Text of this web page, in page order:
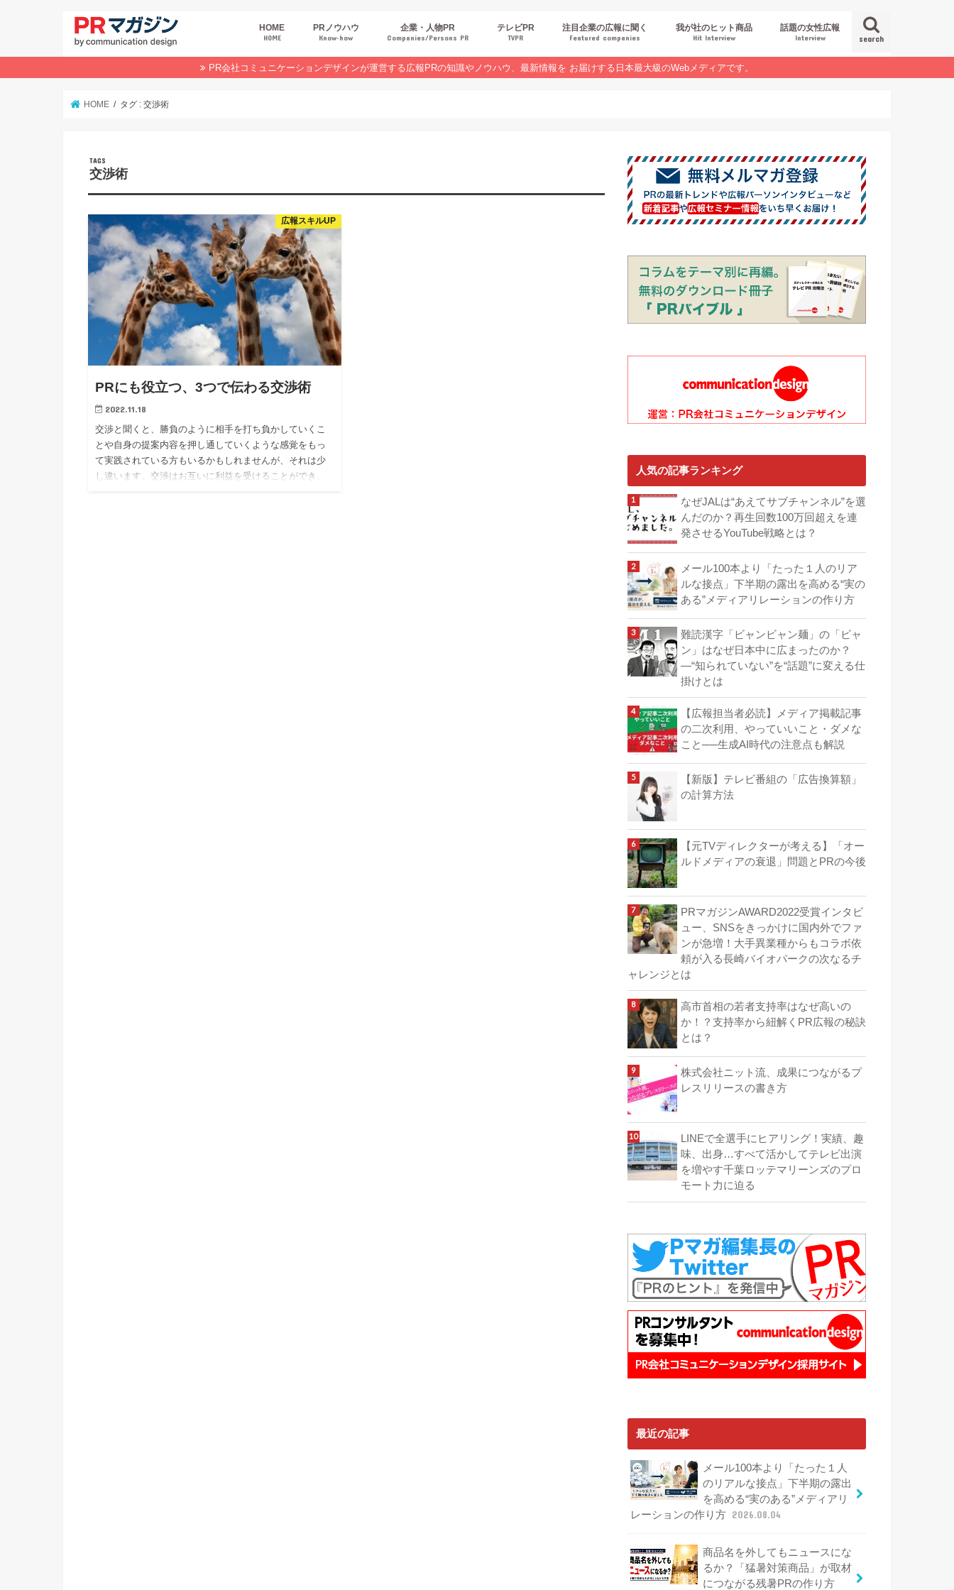
search
HOME
HOME
PRノウハウ
Know‐how
広報スキルUP
商品・サービスPR
デジタルPR
PRトレンド
イベントPR
業界コラム
オンラインセミナーレポート
企業・人物PR
Companies/Persons PR
テレビPR
TVPR
注目企業の広報に聞く
Featured companies
我が社のヒット商品
Hit Interview
話題の女性広報
Interview
PR会社コミュニケーションデザインが運営する広報PRの知識やノウハウ、最新情報を お届けする日本最大級のWebメディアです。
HOME タグ : 交渉術
交渉術
広報スキルUP
PRにも役立つ、3つで伝わる交渉術
2022.11.18
交渉と聞くと、勝負のように相手を打ち負かしていくこ
とや自身の提案内容を押し通していくような感覚をもっ
て実践されている方もいるかもしれませんが、それは少
し違います。交渉はお互いに利益を受けることができ、
人気の記事ランキング
なぜJALは“あえてサブチャンネル”を選
んだのか？再生回数100万回超えを連
発させるYouTube戦略とは？
メール100本より「たった１人のリア
ルな接点」下半期の露出を高める“実の
ある”メディアリレーションの作り方
難読漢字「ビャンビャン麺」の「ビャ
ン」はなぜ日本中に広まったのか？
―“知られていない”を“話題”に変える仕
掛けとは
【広報担当者必読】メディア掲載記事
の二次利用、やっていいこと・ダメな
こと──生成AI時代の注意点も解説
【新版】テレビ番組の「広告換算額」
の計算方法
【元TVディレクターが考える】「オー
ルドメディアの衰退」問題とPRの今後
PRマガジンAWARD2022受賞インタビ
ュー、SNSをきっかけに国内外でファ
ンが急増！大手異業種からもコラボ依
頼が入る長崎バイオパークの次なるチ
ャレンジとは
高市首相の若者支持率はなぜ高いの
か！？支持率から紐解くPR広報の秘訣
とは？
株式会社ニット流、成果につながるプ
レスリリースの書き方
LINEで全選手にヒアリング！実績、趣
味、出身…すべて活かしてテレビ出演
を増やす千葉ロッテマリーンズのプロ
モート力に迫る
最近の記事
メール100本より「たった１人
のリアルな接点」下半期の露出
を高める“実のある”メディアリ
レーションの作り方 2026.08.04
商品名を外してもニュースにな
るか？「猛暑対策商品」が取材
につながる残暑PRの作り方